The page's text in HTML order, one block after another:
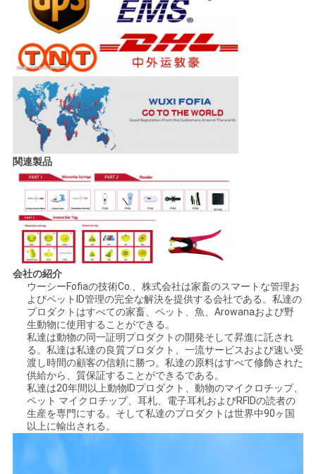
関連製品
会社の紹介
ウーシーFofiaの技術Co.、株式会社は家畜のスマートな管理お
よびペットID管理の完全な解決を提供する会社である。私達の
プロダクトはすべての家畜、ペット、魚、Arowanaおよび野
生動物に使用することができる。
私達は動物の同一証明プロダクトの開発そして昇進に託され
る。私達は私達の良質プロダクト、一流サービスおよび速い受
渡し時間の顧客の信頼に勝つ。私達の原料はすべて修飾された
供給から、質保証することができるである。
私達は20年間以上動物IDプロダクト、動物のマイクロチップ、
ペット マイクロチップ、耳札、電子耳札およびRFIDの読者の
生産を専門にする。そして私達のプロダクトは世界中90ヶ国
以上に輸出される。